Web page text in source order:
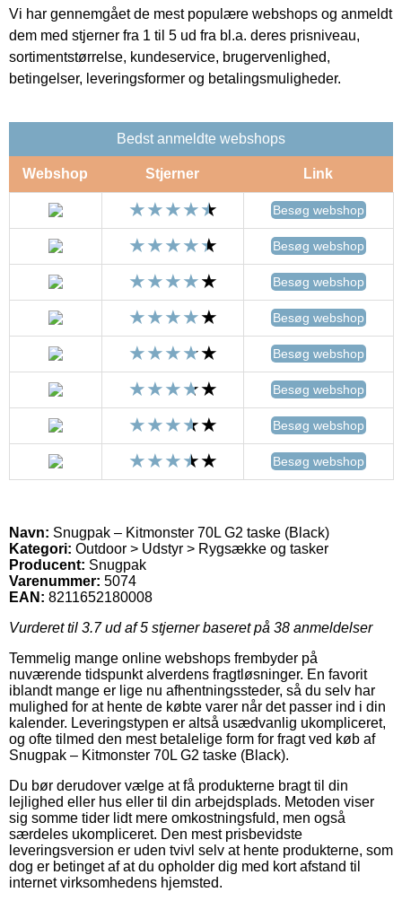
Vi har gennemgået de mest populære webshops og anmeldt
dem med stjerner fra 1 til 5 ud fra bl.a. deres prisniveau,
sortimentstørrelse, kundeservice, brugervenlighed,
betingelser, leveringsformer og betalingsmuligheder.
Bedst anmeldte webshops
Webshop Stjerner Link
Besøg webshop
Besøg webshop
Besøg webshop
Besøg webshop
Besøg webshop
Besøg webshop
Besøg webshop
Besøg webshop
Navn: Snugpak – Kitmonster 70L G2 taske (Black)
Kategori: Outdoor > Udstyr > Rygsække og tasker
Producent: Snugpak
Varenummer: 5074
EAN: 8211652180008
Vurderet til 3.7ud af 5 stjerner baseret på 38 anmeldelser
Temmelig mange online webshops frembyder på
nuværende tidspunkt alverdens fragtløsninger. En favorit
iblandt mange er lige nu afhentningssteder, så du selv har
mulighed for at hente de købte varer når det passer ind i din
kalender. Leveringstypen er altså usædvanlig ukompliceret,
og ofte tilmed den mest betalelige form for fragt ved køb af
Snugpak – Kitmonster 70L G2 taske (Black).
Du bør derudover vælge at få produkterne bragt til din
lejlighed eller hus eller til din arbejdsplads. Metoden viser
sig somme tider lidt mere omkostningsfuld, men også
særdeles ukompliceret. Den mest prisbevidste
leveringsversion er uden tvivl selv at hente produkterne, som
dog er betinget af at du opholder dig med kort afstand til
internet virksomhedens hjemsted.